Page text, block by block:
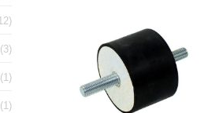
(3)
(1)
(1)